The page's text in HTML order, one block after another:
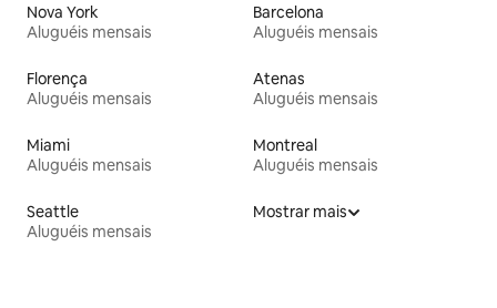
Nova York
Aluguéis mensais
Barcelona
Aluguéis mensais
Florença
Aluguéis mensais
Atenas
Aluguéis mensais
Miami
Aluguéis mensais
Montreal
Aluguéis mensais
Seattle
Aluguéis mensais
Mostrar mais